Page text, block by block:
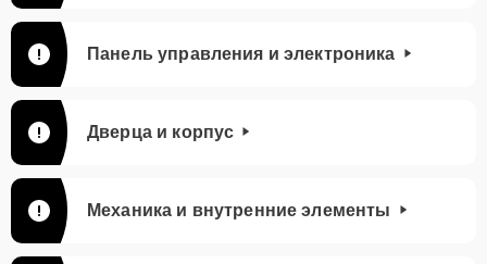
Панель управления и электроника
Дверца и корпус
Механика и внутренние элементы